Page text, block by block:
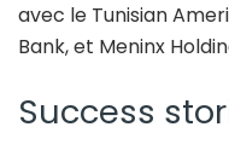
avec le Tunisian
Bank, et Meninx
Success